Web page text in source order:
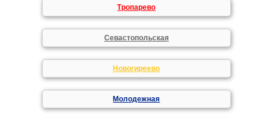
Тропарево
Севастопольская
Новогиреево
Молодежная